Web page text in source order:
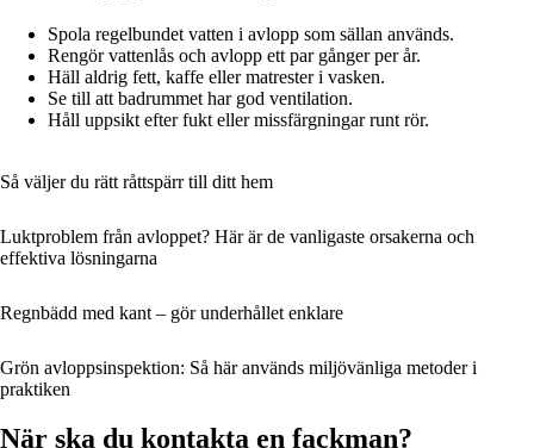
Spola regelbundet vatten i avlopp som sällan används.
Rengör vattenlås och avlopp ett par gånger per år.
Häll aldrig fett, kaffe eller matrester i vasken.
Se till att badrummet har god ventilation.
Håll uppsikt efter fukt eller missfärgningar runt rör.
Så väljer du rätt råttspärr till ditt hem
Luktproblem från avloppet? Här är de vanligaste orsakerna och
effektiva lösningarna
Regnbädd med kant – gör underhållet enklare
Grön avloppsinspektion: Så här används miljövänliga metoder i
praktiken
När ska du kontakta en fackman?